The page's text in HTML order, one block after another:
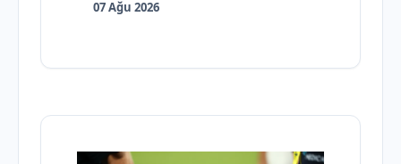
07 Ağu 2026